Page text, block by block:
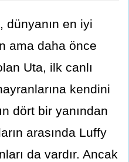
dünyanın en iyi
ama daha önce
Uta, ilk canlı
kendini
dört bir yanından
arasında Luffy
da vardır. Ancak